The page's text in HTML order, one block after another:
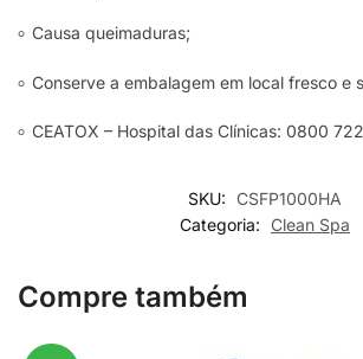
৹ Causa queimaduras;
৹ Conserve a embalagem em local fresco e
৹ CEATOX – Hospital das Clínicas: 0800
SKU:
CSFP1000HA
Categoria:
Clean Spa
Compre também